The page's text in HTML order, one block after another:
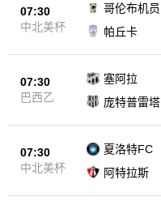
07:30
中北美杯
哥伦布机员
帕丘卡
07:30
巴西乙
塞阿拉
庞特普雷塔
07:30
中北美杯
夏洛特FC
阿特拉斯